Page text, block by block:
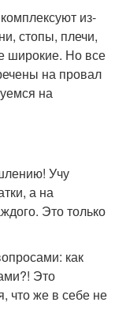
из-
стопы, плечи,
широкие. Но все
на провал
на
Учу
а на
Это только
как
Это
что же в себе не